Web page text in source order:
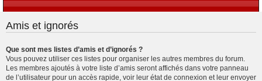
Amis et ignorés
Que sont mes listes d’amis et d’ignorés ?
Vous pouvez utiliser ces listes pour organiser les autres membres du forum.
Les membres ajoutés à votre liste d’amis seront affichés dans votre panneau
de l’utilisateur pour un accès rapide, voir leur état de connexion et leur envoyer